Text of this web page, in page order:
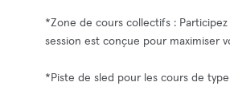
*Zone de cours collectifs :
session est conçue pour maximiser
*Piste de sled pour les cours de